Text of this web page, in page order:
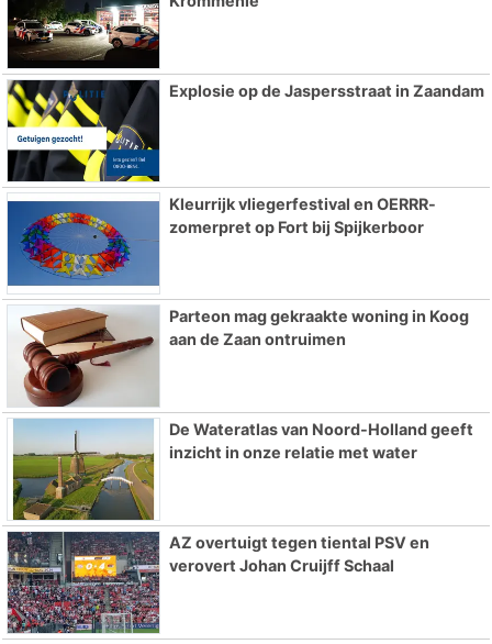
Explosie op de Jaspersstraat in Zaandam
Kleurrijk vliegerfestival en OERRR-
zomerpret op Fort bij Spijkerboor
Parteon mag gekraakte woning in Koog
aan de Zaan ontruimen
De Wateratlas van Noord-Holland geeft
inzicht in onze relatie met water
AZ overtuigt tegen tiental PSV en
verovert Johan Cruijff Schaal